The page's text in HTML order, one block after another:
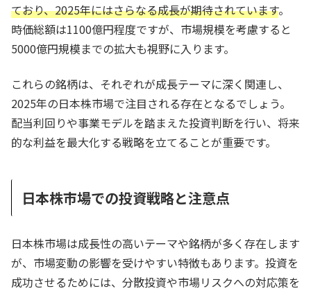
ており、2025年にはさらなる成長が期待されています。
時価総額は1100億円程度ですが、市場規模を考慮すると
5000億円規模までの拡大も視野に入ります。
これらの銘柄は、それぞれが成長テーマに深く関連し、
2025年の日本株市場で注目される存在となるでしょう。
配当利回りや事業モデルを踏まえた投資判断を行い、将来
的な利益を最大化する戦略を立てることが重要です。
日本株市場での投資戦略と注意点
日本株市場は成長性の高いテーマや銘柄が多く存在します
が、市場変動の影響を受けやすい特徴もあります。投資を
成功させるためには、分散投資や市場リスクへの対応策を